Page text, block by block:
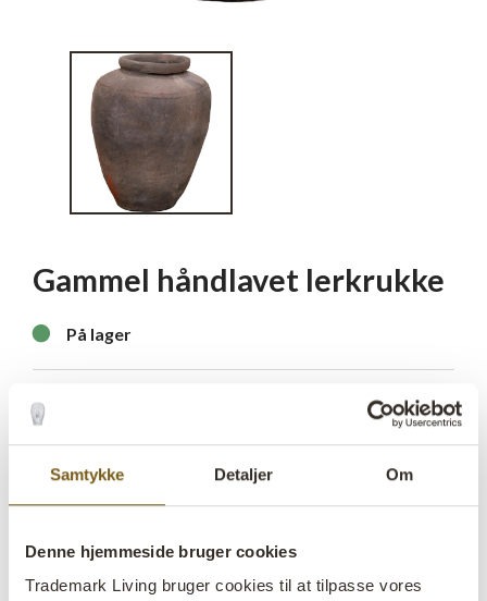
Samtykke Detaljer Om
Denne hjemmeside bruger cookies
Trademark Living bruger cookies til at tilpasse vores
Gammel håndlavet lerkrukke
lens På lager
Colli: 1 Stk
Størrelse: H:90 cm W:70 cm